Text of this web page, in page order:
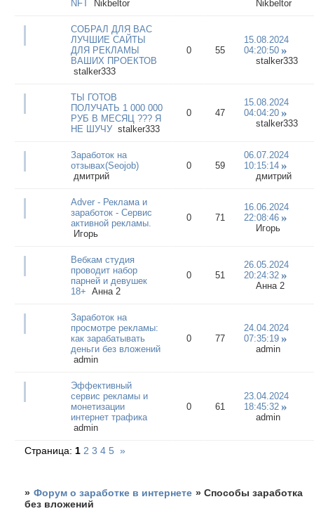
NFT Nikbeltor Nikbeltor
СОБРАЛ ДЛЯ ВАС
ЛУЧШИЕ САЙТЫ
ДЛЯ РЕКЛАМЫ
ВАШИХ ПРОЕКТОВ
stalker333
0 55
15.08.2024
04:20:50
stalker333
ТЫ ГОТОВ
ПОЛУЧАТЬ 1 000 000
РУБ В МЕСЯЦ ??? Я
НЕ ШУЧУ stalker333
0 47
15.08.2024
04:04:20
stalker333
Заработок на
отзывах(Seojob)
дмитрий
0 59
06.07.2024
10:15:14
дмитрий
Adver - Реклама и
заработок - Сервис
активной рекламы.
Игорь
0 71
16.06.2024
22:08:46
Игорь
Вебкам студия
проводит набор
парней и девушек
18+ Анна 2
0 51
26.05.2024
20:24:32
Анна 2
Заработок на
просмотре рекламы:
как зарабатывать
деньги без вложений
admin
0 77
24.04.2024
07:35:19
admin
Эффективный
сервис рекламы и
монетизации
интернет трафика
admin
0 61
23.04.2024
18:45:32
admin
Страница:1 2 3 4 5 »
» Форум о заработке в интернете »Способы заработка
без вложений